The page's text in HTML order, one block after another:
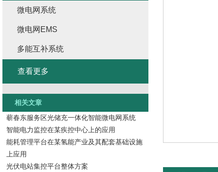
微电网系统
微电网EMS
多能互补系统
查看更多
相关文章
蕲春东服务区光储充一体化智能微电网系统
智能电力监控在某疾控中心上的应用
能耗管理平台在某氢能产业及其配套基础设施
上应用
光伏电站集控平台整体方案